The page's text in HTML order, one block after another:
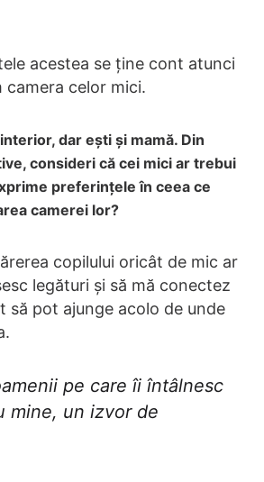
acestea se ține cont atunci
camera celor mici.
dar ești și mamă. Din
consideri că cei mici ar trebui
preferințele în ceea ce
camerei lor?
copilului oricât de mic ar
legături și să mă conectez
să pot ajunge acolo de unde
pe care îi întâlnesc
mine, un izvor de